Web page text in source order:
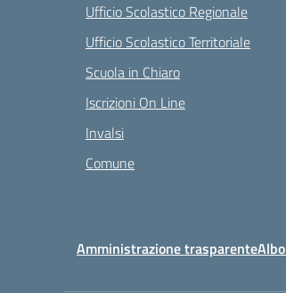
Ufficio Scolastico Regionale
Ufficio Scolastico Territoriale
Scuola in Chiaro
Iscrizioni On Line
Invalsi
Comune
Amministrazione trasparente